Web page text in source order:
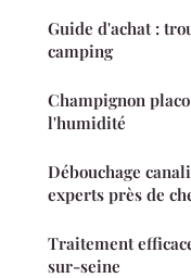
Guide d'achat :
camping
Champignon
l'humidité
Débouchage
experts près de
Traitement
sur-seine